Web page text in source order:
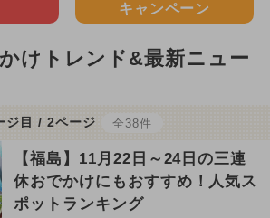
キャンペーン
けトレンド&最新ニュー
ジ目 / 2ページ 全38件
【福島】11月22日～24日の三連
休おでかけにもおすすめ！人気ス
ポットランキング